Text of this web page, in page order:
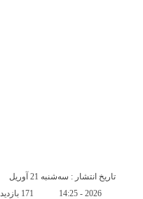
تاریخ انتشار : سه‌شنبه 21 آوریل
2026 - 14:25
171 بازدید